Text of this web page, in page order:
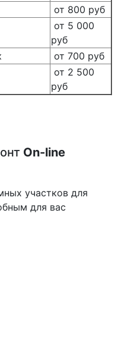
от 800 руб
от 5 000
руб
от 700 руб
от 2 500
руб
On-line
участков для
для вас